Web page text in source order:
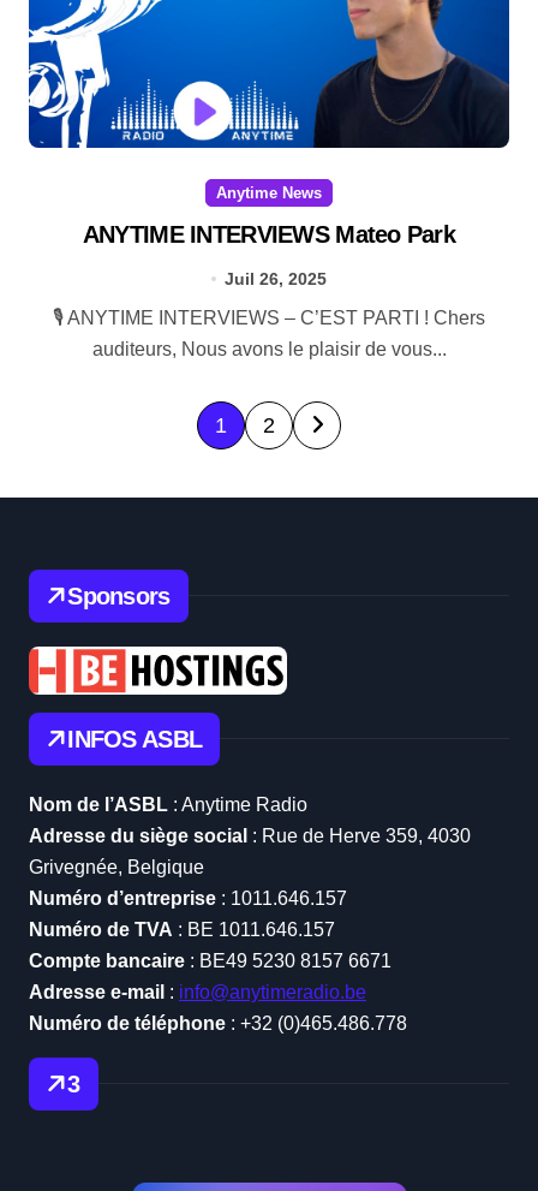
Anytime News
ANYTIME INTERVIEWS Mateo Park
Juil 26, 2025
🎙️ ANYTIME INTERVIEWS – C’EST PARTI ! Chers
auditeurs, Nous avons le plaisir de vous...
P
o
s
a
g
i
n
a
t
i
o
n
1 2
Sponsors
INFOS ASBL
Nom de l’ASBL : Anytime Radio
Adresse du siège social : Rue de Herve 359, 4030
Grivegnée, Belgique
Numéro d’entreprise : 1011.646.157
Numéro de TVA : BE 1011.646.157
Compte bancaire : BE49 5230 8157 6671
Adresse e-mail : info@anytimeradio.be
Numéro de téléphone : +32 (0)465.486.778
3